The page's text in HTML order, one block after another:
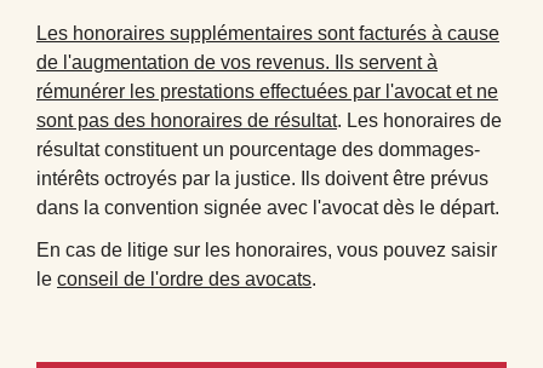
Les honoraires supplémentaires sont facturés à cause
de l'augmentation de vos revenus. Ils servent à
rémunérer les prestations effectuées par l'avocat et ne
sont pas des honoraires de résultat. Les honoraires de
résultat constituent un pourcentage des dommages-
intérêts octroyés par la justice. Ils doivent être prévus
dans la convention signée avec l'avocat dès le départ.
En cas de litige sur les honoraires, vous pouvez saisir
le conseil de l'ordre des avocats.